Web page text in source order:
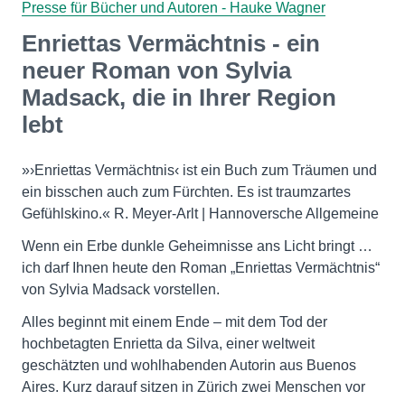
Presse für Bücher und Autoren - Hauke Wagner
Enriettas Vermächtnis - ein
neuer Roman von Sylvia
Madsack, die in Ihrer Region
lebt
»›Enriettas Vermächtnis‹ ist ein Buch zum Träumen und
ein bisschen auch zum Fürchten. Es ist traumzartes
Gefühlskino.« R. Meyer-Arlt | Hannoversche Allgemeine
Wenn ein Erbe dunkle Geheimnisse ans Licht bringt …
ich darf Ihnen heute den Roman „Enriettas Vermächtnis“
von Sylvia Madsack vorstellen.
Alles beginnt mit einem Ende – mit dem Tod der
hochbetagten Enrietta da Silva, einer weltweit
geschätzten und wohlhabenden Autorin aus Buenos
Aires. Kurz darauf sitzen in Zürich zwei Menschen vor